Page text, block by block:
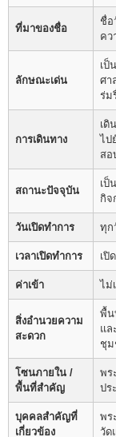
ที่มาของชื่อ
ชื่อ
คว
ลักษณะเด่น
เป็
ศา
ร่ม
การเดินทาง
เดิ
ไป
สอ
สถานะปัจจุบัน
เป็
กิจ
วันเปิดทำการ ทุก
เวลาเปิดทำการ เปิ
ค่าเข้า ไม่
สิ่งอำนวยความ
สะดวก
พื้น
แล
ชุ
โซนภายใน /
พื้นที่สำคัญ
พร
ปร
บุคคลสำคัญที่
เกี่ยวข้อง
พร
วัด